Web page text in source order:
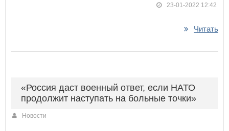
23-01-2022 12:42
Читать
«Россия даст военный ответ, если НАТО
продолжит наступать на больные точки»
Новости